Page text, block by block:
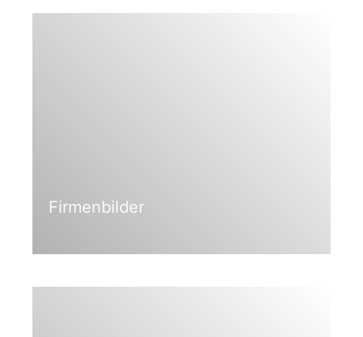
Firmenbilder